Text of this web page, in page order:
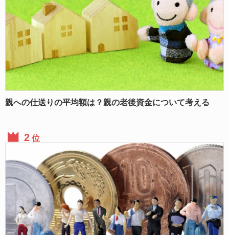
親への仕送りの平均額は？親の老後資金について考える
位